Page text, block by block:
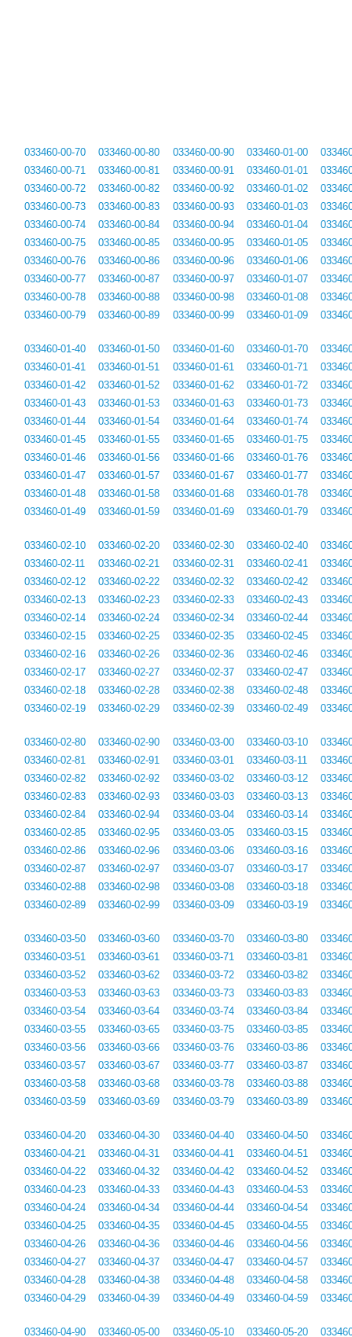
033460-00-70
033460-00-71
033460-00-72
033460-00-73
033460-00-74
033460-00-75
033460-00-76
033460-00-77
033460-00-78
033460-00-79
033460-00-80
033460-00-81
033460-00-82
033460-00-83
033460-00-84
033460-00-85
033460-00-86
033460-00-87
033460-00-88
033460-00-89
033460-00-90
033460-00-91
033460-00-92
033460-00-93
033460-00-94
033460-00-95
033460-00-96
033460-00-97
033460-00-98
033460-00-99
033460-01-00
033460-01-01
033460-01-02
033460-01-03
033460-01-04
033460-01-05
033460-01-06
033460-01-07
033460-01-08
033460-01-09
033460-01-40
033460-01-41
033460-01-42
033460-01-43
033460-01-44
033460-01-45
033460-01-46
033460-01-47
033460-01-48
033460-01-49
033460-01-50
033460-01-51
033460-01-52
033460-01-53
033460-01-54
033460-01-55
033460-01-56
033460-01-57
033460-01-58
033460-01-59
033460-01-60
033460-01-61
033460-01-62
033460-01-63
033460-01-64
033460-01-65
033460-01-66
033460-01-67
033460-01-68
033460-01-69
033460-01-70
033460-01-71
033460-01-72
033460-01-73
033460-01-74
033460-01-75
033460-01-76
033460-01-77
033460-01-78
033460-01-79
033460-02-10
033460-02-11
033460-02-12
033460-02-13
033460-02-14
033460-02-15
033460-02-16
033460-02-17
033460-02-18
033460-02-19
033460-02-20
033460-02-21
033460-02-22
033460-02-23
033460-02-24
033460-02-25
033460-02-26
033460-02-27
033460-02-28
033460-02-29
033460-02-30
033460-02-31
033460-02-32
033460-02-33
033460-02-34
033460-02-35
033460-02-36
033460-02-37
033460-02-38
033460-02-39
033460-02-40
033460-02-41
033460-02-42
033460-02-43
033460-02-44
033460-02-45
033460-02-46
033460-02-47
033460-02-48
033460-02-49
033460-02-80
033460-02-81
033460-02-82
033460-02-83
033460-02-84
033460-02-85
033460-02-86
033460-02-87
033460-02-88
033460-02-89
033460-02-90
033460-02-91
033460-02-92
033460-02-93
033460-02-94
033460-02-95
033460-02-96
033460-02-97
033460-02-98
033460-02-99
033460-03-00
033460-03-01
033460-03-02
033460-03-03
033460-03-04
033460-03-05
033460-03-06
033460-03-07
033460-03-08
033460-03-09
033460-03-10
033460-03-11
033460-03-12
033460-03-13
033460-03-14
033460-03-15
033460-03-16
033460-03-17
033460-03-18
033460-03-19
033460-03-50
033460-03-51
033460-03-52
033460-03-53
033460-03-54
033460-03-55
033460-03-56
033460-03-57
033460-03-58
033460-03-59
033460-03-60
033460-03-61
033460-03-62
033460-03-63
033460-03-64
033460-03-65
033460-03-66
033460-03-67
033460-03-68
033460-03-69
033460-03-70
033460-03-71
033460-03-72
033460-03-73
033460-03-74
033460-03-75
033460-03-76
033460-03-77
033460-03-78
033460-03-79
033460-03-80
033460-03-81
033460-03-82
033460-03-83
033460-03-84
033460-03-85
033460-03-86
033460-03-87
033460-03-88
033460-03-89
033460-04-20
033460-04-21
033460-04-22
033460-04-23
033460-04-24
033460-04-25
033460-04-26
033460-04-27
033460-04-28
033460-04-29
033460-04-30
033460-04-31
033460-04-32
033460-04-33
033460-04-34
033460-04-35
033460-04-36
033460-04-37
033460-04-38
033460-04-39
033460-04-40
033460-04-41
033460-04-42
033460-04-43
033460-04-44
033460-04-45
033460-04-46
033460-04-47
033460-04-48
033460-04-49
033460-04-50
033460-04-51
033460-04-52
033460-04-53
033460-04-54
033460-04-55
033460-04-56
033460-04-57
033460-04-58
033460-04-59
033460-04-90 033460-05-00 033460-05-10 033460-05-20